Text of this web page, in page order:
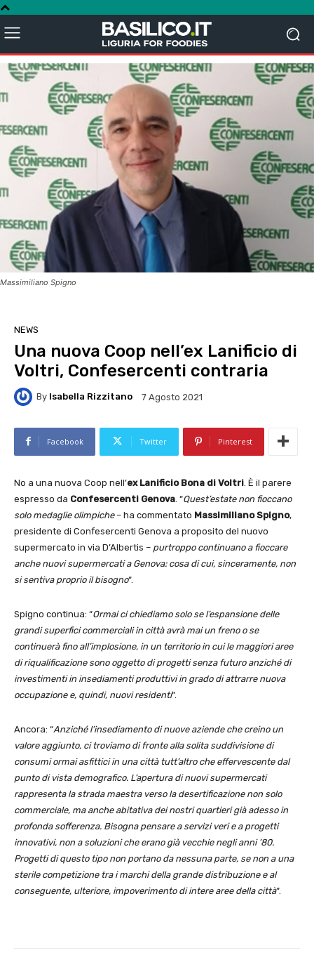
Massimiliano Spigno
NEWS
Una nuova Coop nell’ex Lanificio di
Voltri, Confesercenti contraria
By Isabella Rizzitano 7 Agosto 2021
Facebook Twitter Pinterest
No a una nuova Coop nell’ex Lanificio Bona di Voltri . È il parere
espresso da Confesercenti Genova . “Quest’estate non fioccano
solo medaglie olimpiche– ha commentato Massimiliano Spigno,
presidente di Confesercenti Genova a proposito del nuovo
supermercato in via D’Albertis – purtroppo continuano a fioccare
anche nuovi supermercati a Genova: cosa di cui, sinceramente, non
si sentiva proprio il bisogno“.
Spigno continua: “Ormai ci chiediamo solo se l’espansione delle
grandi superfici commerciali in città avrà mai un freno o se
continuerà fino all’implosione, in un territorio in cui le maggiori aree
di riqualificazione sono oggetto di progetti senza futuro anziché di
investimenti in insediamenti produttivi in grado di attrarre nuova
occupazione e, quindi, nuovi residenti“.
Ancora: “Anziché l’insediamento di nuove aziende che creino un
valore aggiunto, ci troviamo di fronte alla solita suddivisione di
consumi ormai asfittici in una città tutt’altro che effervescente dal
punto di vista demografico. L’apertura di nuovi supermercati
rappresenta la strada maestra verso la desertificazione non solo
commerciale, ma anche abitativa dei nostri quartieri già adesso in
profonda sofferenza. Bisogna pensare a servizi veri e a progetti
innovativi, non a soluzioni che erano già vecchie negli anni ’80.
Progetti di questo tipo non portano da nessuna parte, se non a una
sterile competizione tra i marchi della grande distribuzione e al
conseguente, ulteriore, impoverimento di intere aree della città“.